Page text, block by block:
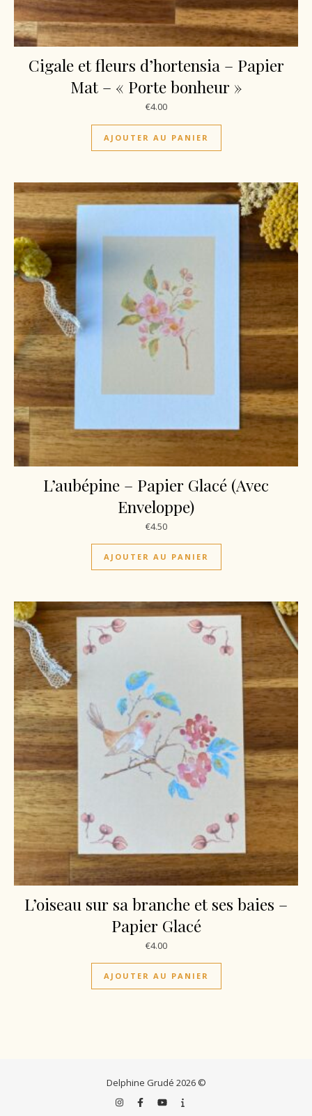
Cigale et fleurs d’hortensia – Papier
Mat – « Porte bonheur »
€4.00
AJOUTER AU PANIER
L’aubépine – Papier Glacé (Avec
Enveloppe)
€4.50
AJOUTER AU PANIER
L’oiseau sur sa branche et ses baies –
Papier Glacé
€4.00
AJOUTER AU PANIER
Delphine Grudé 2026 ©